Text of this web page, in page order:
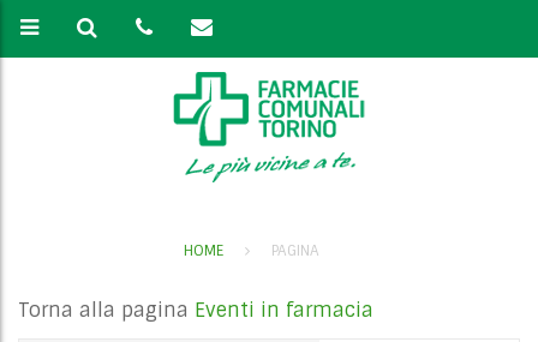
HOME PAGINA
Torna alla pagina Eventi in farmacia